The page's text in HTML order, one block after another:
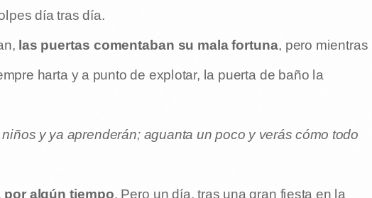
día tras día.
las puertas comentaban su mala fortuna, pero mientras
harta y a punto de explotar, la puerta de baño la
y ya aprenderán; aguanta un poco y verás cómo todo
por algún tiempo. Pero un día, tras una gran fiesta en la